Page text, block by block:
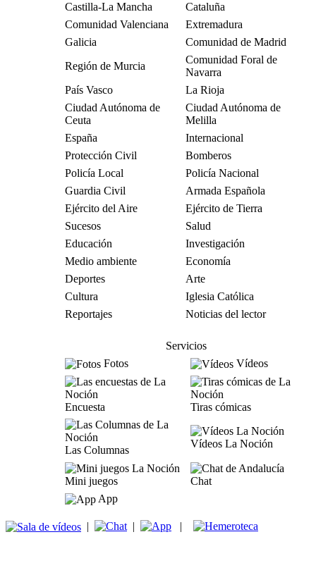
Castilla-La Mancha
Cataluña
Comunidad Valenciana
Extremadura
Galicia
Comunidad de Madrid
Región de Murcia
Comunidad Foral de
Navarra
País Vasco
La Rioja
Ciudad Autónoma de
Ceuta
Ciudad Autónoma de
Melilla
España
Internacional
Protección Civil
Bomberos
Policía Local
Policía Nacional
Guardia Civil
Armada Española
Ejército del Aire
Ejército de Tierra
Sucesos
Salud
Educación
Investigación
Medio ambiente
Economía
Deportes
Arte
Cultura
Iglesia Católica
Reportajes
Noticias del lector
Servicios
Fotos
Vídeos
Encuesta Tiras cómicas
Las Columnas
Vídeos La Noción
Mini juegos
Chat
App
| | |